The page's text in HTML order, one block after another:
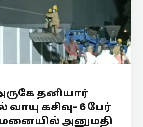
தனியார்
கசிவு- 6 பேர்
அனுமதி